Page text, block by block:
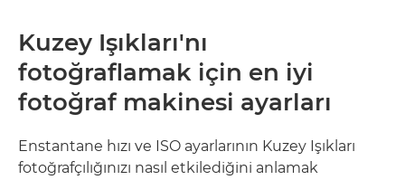
Kuzey Işıkları'nı
fotoğraflamak için en iyi
fotoğraf makinesi ayarları
Enstantane hızı ve ISO ayarlarının Kuzey Işıkları
fotoğrafçılığınızı nasıl etkilediğini anlamak